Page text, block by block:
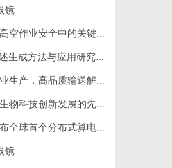
镜
安全中的关键作用与应用解析
成方法与应用研究综述
产，高品质输送解决方案
科技创新发展的先锋企业
个分布式算电协同解决方案
镜